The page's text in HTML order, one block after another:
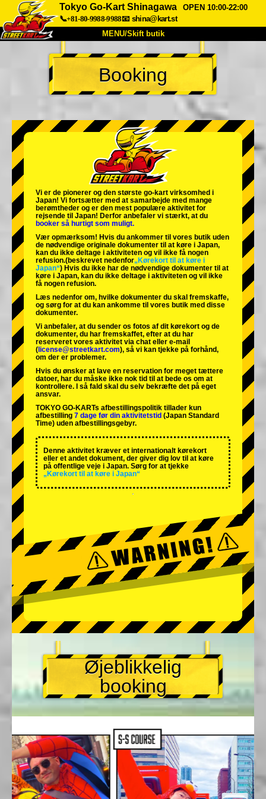
Tokyo Go-Kart Shinagawa
OPEN 10:00-22:00
📞+81-80-9988-9988📧 shina@kart.st
MENU/Skift butik
TOP
Om Specifikationer Pris
Virksomhed Booking
Skift butik
Tokyo Shinagawa Tokyo Akihabara#1
Tokyo Akihabara#2
Tokyo Shibuya Annex Tokyo Bay
Tokyo Asakusa Osaka
Okinawa
Booking
Vi er de pionerer og den største go-kart virksomhed i
Japan! Vi fortsætter med at samarbejde med mange
berømtheder og er den mest populære aktivitet for
rejsende til Japan! Derfor anbefaler vi stærkt, at du
booker så hurtigt som muligt.
Vær opmærksom! Hvis du ankommer til vores butik uden
de nødvendige originale dokumenter til at køre i Japan,
kan du ikke deltage i aktiviteten og vil ikke få nogen
refusion.(beskrevet nedenfor„Kørekort til at køre i
Japan“) Hvis du ikke har de nødvendige dokumenter til at
køre i Japan, kan du ikke deltage i aktiviteten og vil ikke
få nogen refusion.
Læs nedenfor om, hvilke dokumenter du skal fremskaffe,
og sørg for at du kan ankomme til vores butik med disse
dokumenter.
Vi anbefaler, at du sender os fotos af dit kørekort og de
dokumenter, du har fremskaffet, efter at du har
reserveret vores aktivitet via chat eller e-mail
( license@streetkart.com), så vi kan tjekke på forhånd,
om der er problemer.
Hvis du ønsker at lave en reservation for meget tættere
datoer, har du måske ikke nok tid til at bede os om at
kontrollere. I så fald skal du selv bekræfte det på eget
ansvar.
TOKYO GO-KARTs afbestillingspolitik tillader kun
afbestilling 7 dage før din aktivitetstid (Japan Standard
Time) uden afbestillingsgebyr.
Denne aktivitet kræver et internationalt kørekort
eller et andet dokument, der giver dig lov til at køre
på offentlige veje i Japan. Sørg for at tjekke
„Kørekort til at køre i Japan“
Øjeblikkelig
booking